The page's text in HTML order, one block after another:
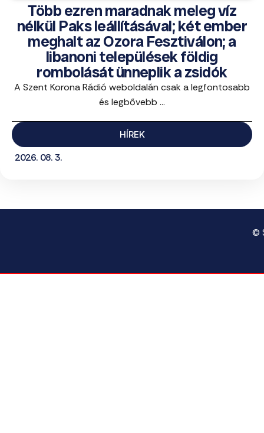
Több ezren maradnak meleg víz
nélkül Paks leállításával; két ember
meghalt az Ozora Fesztiválon; a
libanoni települések földig
rombolását ünneplik a zsidók
A Szent Korona Rádió weboldalán csak a legfontosabb
és legbővebb ...
HÍREK
2026. 08. 3.
©